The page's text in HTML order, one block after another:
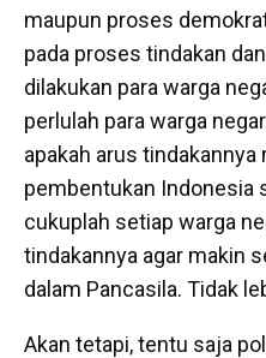
maupun proses
pada proses tindakan
dilakukan para warga
perlulah para warga
apakah arus tindakannya
pembentukan Indonesia
cukuplah setiap warga
tindakannya agar makin
dalam Pancasila. Tidak
Akan tetapi, tentu saja